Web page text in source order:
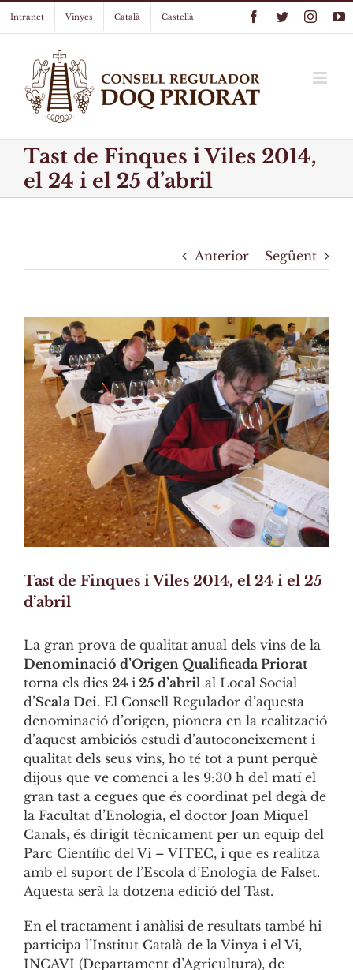
Intranet Vinyes Català Castellà Facebook
Twitter
Tast de Finques i Viles 2014,
el 24 i el 25 d’abril
Anterior Següent
View
Larger
Image
Tast de Finques i Viles 2014, el 24 i el 25
d’abril
La gran prova de qualitat anual dels vins de la
Denominació d’Origen Qualificada Priorat
torna els dies 24 i 25 d’abril al Local Social
d’Scala Dei. El Consell Regulador d’aquesta
denominació d’origen, pionera en la realització
d’aquest ambiciós estudi d’autoconeixement i
qualitat dels seus vins, ho té tot a punt perquè
dijous que ve comenci a les 9:30 h del matí el
gran tast a cegues que és coordinat pel degà de
la Facultat d’Enologia, el doctor Joan Miquel
Canals, és dirigit tècnicament per un equip del
Parc Científic del Vi – VITEC, i que es realitza
amb el suport de l’Escola d’Enologia de Falset.
Aquesta serà la dotzena edició del Tast.
En el tractament i anàlisi de resultats també hi
participa l’Institut Català de la Vinya i el Vi,
INCAVI (Departament d’Agricultura), de